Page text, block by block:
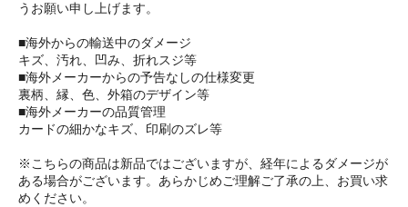
うお願い申し上げます。
■海外からの輸送中のダメージ
キズ、汚れ、凹み、折れスジ等
■海外メーカーからの予告なしの仕様変更
裏柄、縁、色、外箱のデザイン等
■海外メーカーの品質管理
カードの細かなキズ、印刷のズレ等
※こちらの商品は新品ではございますが、経年によるダメージが
ある場合がございます。あらかじめご理解ご了承の上、お買い求
めください。